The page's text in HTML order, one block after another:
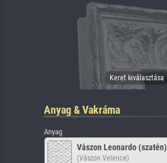
Anyag & Vakráma
Anyag
Vászon Leonardo (szatén)
(Vászon Velence)